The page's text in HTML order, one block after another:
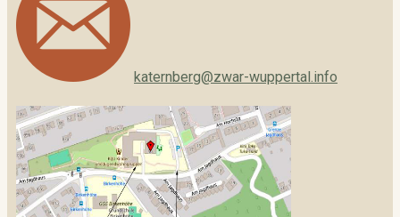
katernberg@zwar-wuppertal.info